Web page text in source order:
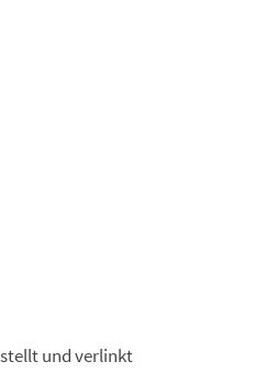
und verlinkt